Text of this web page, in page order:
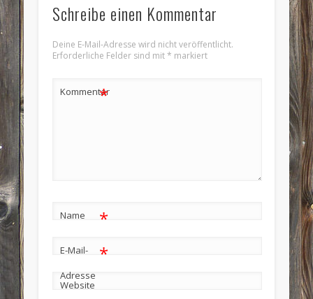
Schreibe einen Kommentar
Deine E-Mail-Adresse wird nicht veröffentlicht.
Erforderliche Felder sind mit* markiert
Kommentar
*
Name *
E-Mail-
Adresse
*
Website